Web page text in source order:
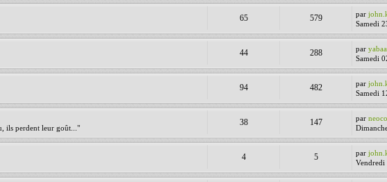
65 579 par
Samedi
44 288 par
Samedi
94 482 par
Samedi
ils perdent leur goût..."
38 147 par
4 5 par
Vendredi